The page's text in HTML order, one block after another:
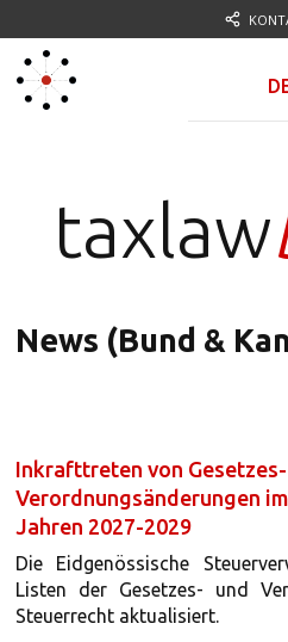
taxlaw
News (Bund &
Inkrafttreten von Gesetzes-
Verordnungsänderungen
Jahren 2027-2029
Die Eidgenössische
Listen der Gesetzes- und
Steuerrecht aktualisiert.